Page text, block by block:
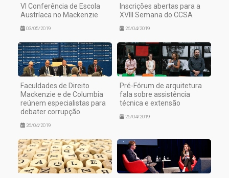
VI Conferência de Escola
Austríaca no Mackenzie
03/05/2019
Inscrições abertas para a
XVIII Semana do CCSA
26/04/2019
Faculdades de Direito
Mackenzie e de Columbia
reúnem especialistas para
debater corrupção
26/04/2019
Pré-Fórum de arquitetura
fala sobre assistência
técnica e extensão
26/04/2019